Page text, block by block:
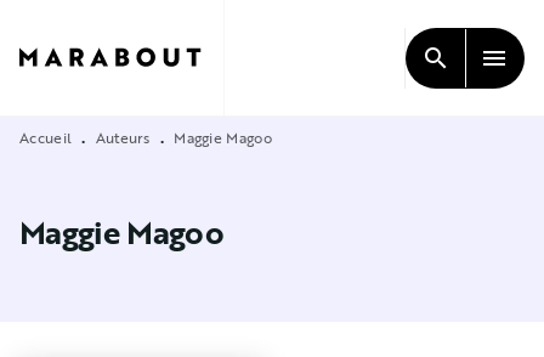
CONTENU
search menu
Accueil • Auteurs • Maggie Magoo
Maggie Magoo